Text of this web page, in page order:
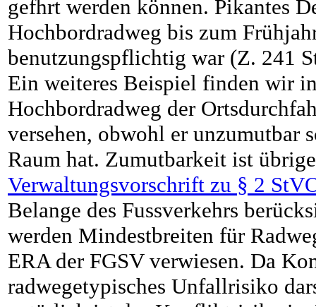
gefhrt werden können. Pikantes
Hochbordradweg bis zum
benutzungspflichtig war (Z. 241
Ein weiteres Beispiel finden wir
Hochbordradweg der
versehen, obwohl er unzumutbar
Raum hat. Zumutbarkeit ist
Verwaltungsvorschrift zu § 2
Belange des Fussverkehrs
werden Mindestbreiten für
ERA der FGSV verwiesen. Da
radwegetypisches Unfallrisiko